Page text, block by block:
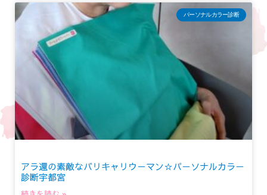
パーソナルカラー診断
アラ還の素敵なバリキャリウーマン☆パーソナルカラー
診断宇都宮